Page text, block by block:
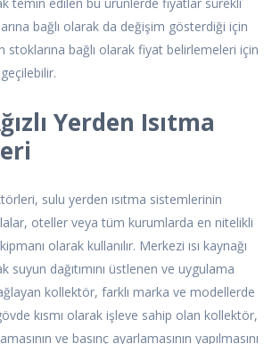
bağlı olarak da değişim gösterdiği için
stoklarına bağlı olarak fiyat belirlemeleri için
Yerden Isıtma
sulu yerden ısıtma sistemlerinin
oteller veya tüm kurumlarda en nitelikli
olarak kullanılır. Merkezi ısı kaynağı
suyun dağıtımını üstlenen ve uygulama
kollektör, farklı marka ve modellerde
kısmı olarak işleve sahip olan kollektör,
ve basınç ayarlamasının yapılmasını